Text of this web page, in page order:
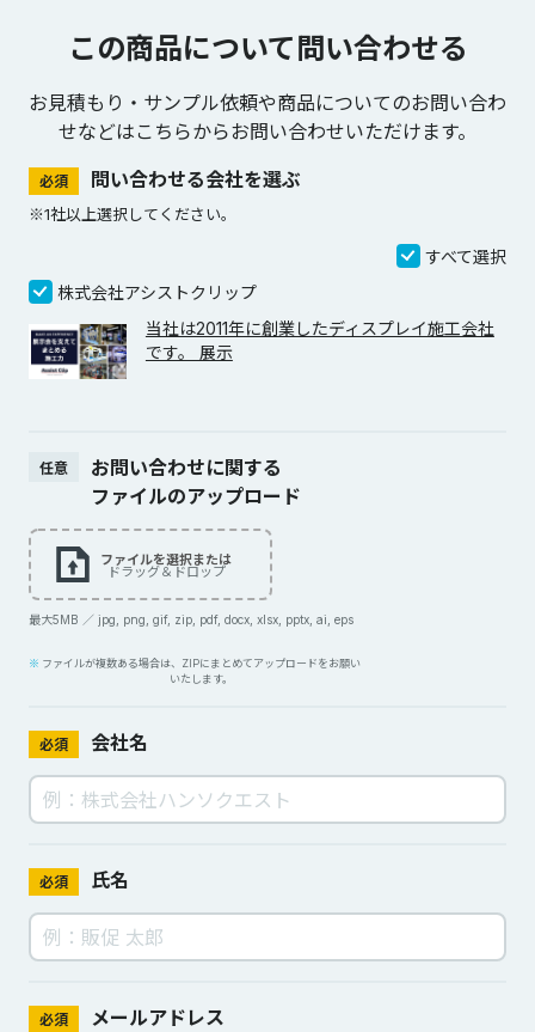
この商品について問い合わせる
お見積もり・サンプル依頼や商品についてのお問い合わ
せなどは こちらからお問い合わせいただけます。
必須 問い合わせる会社を選ぶ
※1社以上選択してください。
すべて選択
株式会社アシストクリップ
当社は2011年に創業したディスプレイ施工会社
です。 展示
任意
お問い合わせに関する
ファイルのアップロード
ファイルを選択または
ドラッグ＆ドロップ
最大5MB ／ jpg, png, gif, zip, pdf, docx, xlsx, pptx, ai, eps
ファイルが複数ある場合は、ZIPにまとめてアップロードをお願い
いたします。
必須 会社名
必須 氏名
必須 メールアドレス